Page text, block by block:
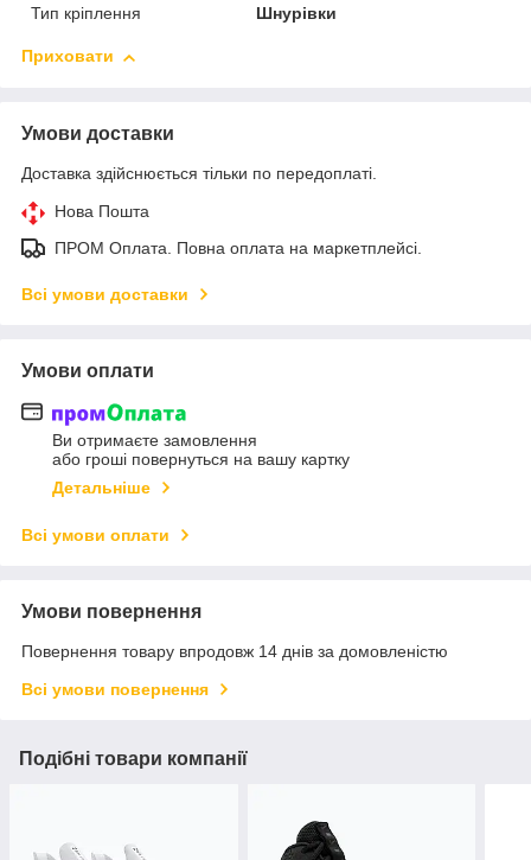
Тип кріплення
Шнурівки
Приховати
Умови доставки
Доставка здійснюється тільки по передоплаті.
Нова Пошта
ПРОМ Оплата. Повна оплата на маркетплейсі.
Всі умови доставки
Умови оплати
Ви отримаєте замовлення
або гроші повернуться на вашу картку
Детальніше
Всі умови оплати
Умови повернення
Повернення товару впродовж 14 днів за домовленістю
Всі умови повернення
Подібні товари компанії